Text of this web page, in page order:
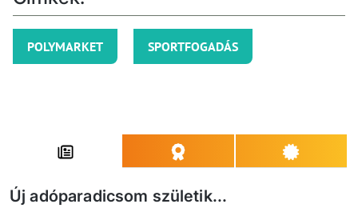
POLYMARKET SPORTFOGADÁS
Új adóparadicsom születik...